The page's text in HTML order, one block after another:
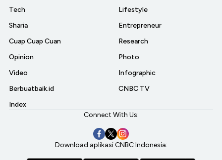
Tech
Sharia
Cuap Cuap Cuan
Opinion
Video
Berbuatbaik.id
Index
Lifestyle
Entrepreneur
Research
Photo
Infographic
CNBC TV
Connect With Us:
Download aplikasi CNBC Indonesia: